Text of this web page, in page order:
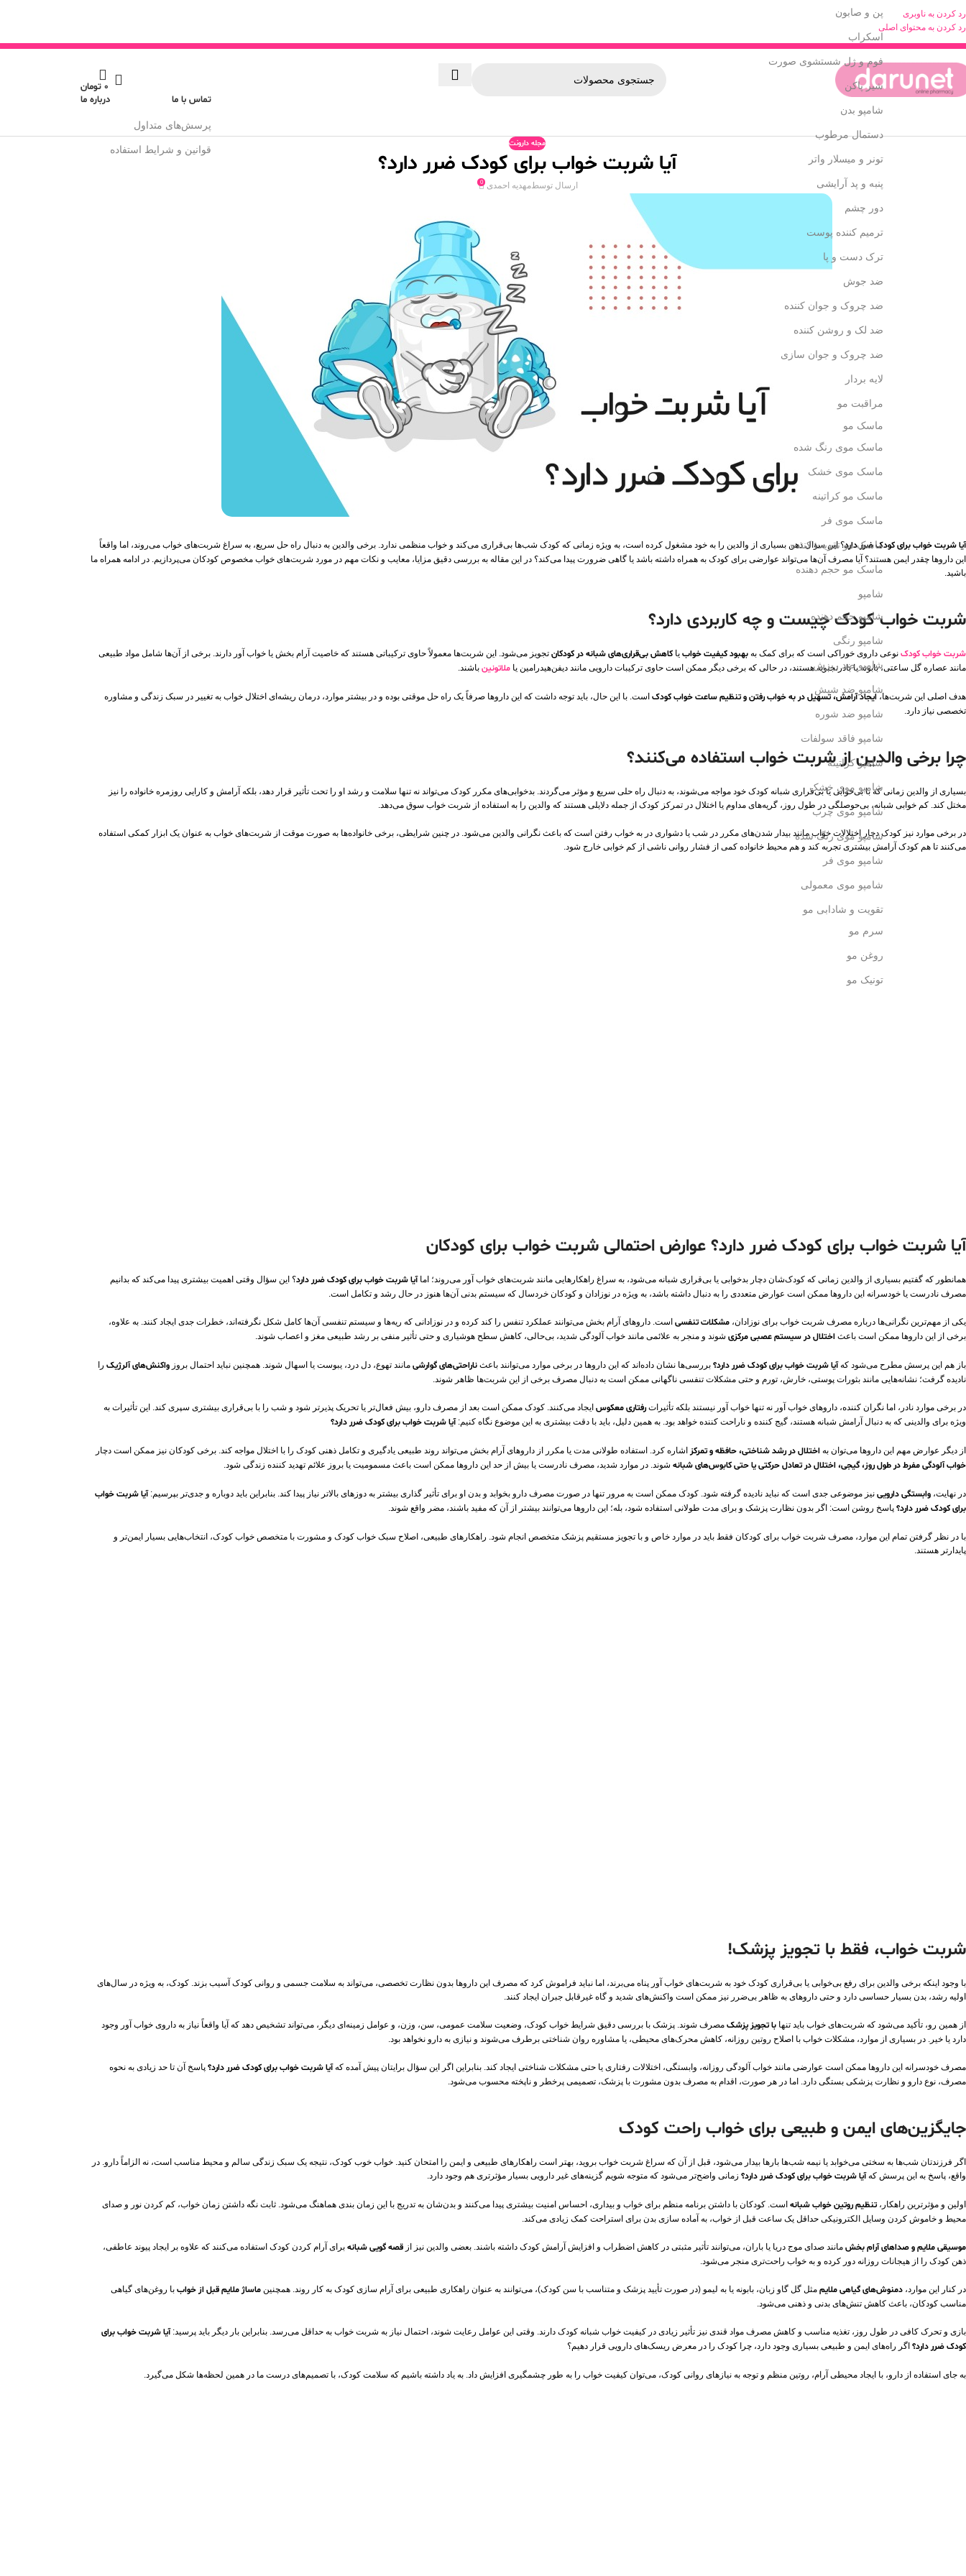
رد کردن به ناوبری
رد کردن به محتوای اصلی
0 تومان
پن و صابون
اسکراب
فوم و ژل شستشوی صورت
شیر پاکن
شامپو بدن
دستمال مرطوب
تونر و میسلار واتر
پنبه و پد آرایشی
دور چشم
ترمیم کننده پوست
ترک دست و پا
ضد جوش
ضد چروک و جوان کننده
ضد لک و روشن کننده
ضد چروک و جوان سازی
لایه بردار
مراقبت مو
ماسک مو
ماسک موی رنگ شده
ماسک موی خشک
ماسک مو کراتینه
ماسک موی فر
ماسک مو تقویت کننده
ماسک مو حجم دهنده
شامپو
شامپو حجم دهنده
شامپو رنگی
شامپو ضد ریزش
شامپو ضد شپش
شامپو ضد شوره
شامپو فاقد سولفات
شامپو کراتینه
شامپو موی خشک
شامپو موی چرب
شامپو موی رنگ شده
شامپو موی فر
شامپو موی معمولی
تقویت و شادابی مو
سرم مو
روغن مو
تونیک مو
تماس با ما
پرسش‌های متداول
قوانین و شرایط استفاده
درباره ما
مجله دارونت
آیا شربت خواب برای کودک ضرر دارد؟
ارسال توسطمهدیه احمدی 0
آیا شربت خواب برای کودک ضرر دارد؟ این سؤال ذهن بسیاری از والدین را به خود مشغول کرده است، به‌ ویژه زمانی که کودک شب‌ها بی‌قراری می‌کند و خواب منظمی ندارد. برخی والدین به دنبال راه‌ حل سریع، به سراغ شربت‌های خواب می‌روند، اما واقعاً
این داروها چقدر ایمن هستند؟ آیا مصرف آن‌ها می‌تواند عوارضی برای کودک به‌ همراه داشته باشد یا گاهی ضرورت پیدا می‌کند؟ در این مقاله به بررسی دقیق مزایا، معایب و نکات مهم در مورد شربت‌های خواب مخصوص کودکان می‌پردازیم. در ادامه همراه ما
باشید.
شربت خواب کودک چیست و چه کاربردی دارد؟
شربت خواب کودک نوعی داروی خوراکی است که برای کمک به بهبود کیفیت خواب یا کاهش بی‌قراری‌های شبانه در کودکان تجویز می‌شود. این شربت‌ها معمولاً حاوی ترکیباتی هستند که خاصیت آرام‌ بخش یا خواب‌ آور دارند. برخی از آن‌ها شامل مواد طبیعی
مانند عصاره گل ساعتی، بابونه یا بادرنجبویه هستند، در حالی که برخی دیگر ممکن است حاوی ترکیبات دارویی مانند دیفن‌هیدرامین یا ملاتونین باشند.
هدف اصلی این شربت‌ها، ایجاد آرامش، تسهیل در به خواب رفتن و تنظیم ساعت خواب کودک است. با این حال، باید توجه داشت که این داروها صرفاً یک راه‌ حل موقتی بوده و در بیشتر موارد، درمان ریشه‌ای اختلال خواب به تغییر در سبک زندگی و مشاوره
تخصصی نیاز دارد.
چرا برخی والدین از شربت خواب استفاده می‌کنند؟
بسیاری از والدین زمانی که با بی‌خوابی یا بی‌قراری شبانه کودک خود مواجه می‌شوند، به‌ دنبال راه‌ حلی سریع و مؤثر می‌گردند. بدخوابی‌های مکرر کودک می‌تواند نه‌ تنها سلامت و رشد او را تحت تأثیر قرار دهد، بلکه آرامش و کارایی روزمره خانواده را نیز
مختل کند. کم‌ خوابی شبانه، بی‌حوصلگی در طول روز، گریه‌های مداوم یا اختلال در تمرکز کودک از جمله دلایلی هستند که والدین را به استفاده از شربت خواب سوق می‌دهد.
در برخی موارد نیز کودک دچار اختلالات خواب مانند بیدار شدن‌های مکرر در شب یا دشواری در به‌ خواب‌ رفتن است که باعث نگرانی والدین می‌شود. در چنین شرایطی، برخی خانواده‌ها به‌ صورت موقت از شربت‌های خواب به‌ عنوان یک ابزار کمکی استفاده
می‌کنند تا هم کودک آرامش بیشتری تجربه کند و هم محیط خانواده کمی از فشار روانی ناشی از کم‌ خوابی خارج شود.
آیا شربت خواب برای کودک ضرر دارد؟ عوارض احتمالی شربت خواب برای کودکان
همانطور که گفتیم بسیاری از والدین زمانی که کودک‌شان دچار بدخوابی یا بی‌قراری شبانه می‌شود، به سراغ راهکارهایی مانند شربت‌های خواب‌ آور می‌روند؛ اماآیا شربت خواب برای کودک ضرر دارد؟ این سؤال وقتی اهمیت بیشتری پیدا می‌کند که بدانیم
مصرف نادرست یا خودسرانه این داروها ممکن است عوارض متعددی را به‌ دنبال داشته باشد، به‌ ویژه در نوزادان و کودکان خردسال که سیستم بدنی آن‌ها هنوز در حال رشد و تکامل است.
یکی از مهم‌ترین نگرانی‌ها درباره مصرف شربت خواب برای نوزادان، مشکلات تنفسی است. داروهای آرام‌ بخش می‌توانند عملکرد تنفس را کند کرده و در نوزادانی که ریه‌ها و سیستم تنفسی آن‌ها کامل شکل نگرفته‌اند، خطرات جدی ایجاد کنند. به‌ علاوه،
برخی از این داروها ممکن است باعث اختلال در سیستم عصبی مرکزی شوند و منجر به علائمی مانند خواب‌ آلودگی شدید، بی‌حالی، کاهش سطح هوشیاری و حتی تأثیر منفی بر رشد طبیعی مغز و اعصاب شوند.
باز هم این پرسش مطرح می‌شود کهآیا شربت خواب برای کودک ضرر دارد؟ بررسی‌ها نشان داده‌اند که این داروها در برخی موارد می‌توانند باعث ناراحتی‌های گوارشی مانند تهوع، دل‌ درد، یبوست یا اسهال شوند. همچنین نباید احتمال بروز واکنش‌های آلرژیک را
نادیده گرفت؛ نشانه‌هایی مانند بثورات پوستی، خارش، تورم و حتی مشکلات تنفسی ناگهانی ممکن است به دنبال مصرف برخی از این شربت‌ها ظاهر شوند.
در برخی موارد نادر، اما نگران‌ کننده، داروهای خواب‌ آور نه‌ تنها خواب‌ آور نیستند بلکه تأثیرات رفتاری معکوس ایجاد می‌کنند. کودک ممکن است بعد از مصرف دارو، بیش‌ فعال‌تر یا تحریک‌ پذیرتر شود و شب را با بی‌قراری بیشتری سپری کند. این تأثیرات به‌
ویژه برای والدینی که به دنبال آرامش شبانه هستند، گیج‌ کننده و ناراحت‌ کننده خواهد بود. به همین دلیل، باید با دقت بیشتری به این موضوع نگاه کنیم:آیا شربت خواب برای کودک ضرر دارد؟
از دیگر عوارض مهم این داروها می‌توان به اختلال در رشد شناختی، حافظه و تمرکز اشاره کرد. استفاده طولانی‌ مدت یا مکرر از داروهای آرام‌ بخش می‌تواند روند طبیعی یادگیری و تکامل ذهنی کودک را با اختلال مواجه کند. برخی کودکان نیز ممکن است دچار
خواب‌ آلودگی مفرط در طول روز، گیجی، اختلال در تعادل حرکتی یا حتی کابوس‌های شبانه شوند. در موارد شدید، مصرف نادرست یا بیش‌ از حد این داروها ممکن است باعث مسمومیت یا بروز علائم تهدید کننده زندگی شود.
در نهایت، وابستگی دارویی نیز موضوعی جدی است که نباید نادیده گرفته شود. کودک ممکن است به‌ مرور تنها در صورت مصرف دارو بخوابد و بدن او برای تأثیر گذاری بیشتر به دوزهای بالاتر نیاز پیدا کند. بنابراین باید دوباره و جدی‌تر بپرسیم:آیا شربت خواب
برای کودک ضرر دارد؟ پاسخ روشن است: اگر بدون نظارت پزشک و برای مدت طولانی استفاده شود، بله؛ این داروها می‌توانند بیشتر از آن‌ که مفید باشند، مضر واقع شوند.
با در نظر گرفتن تمام این موارد، مصرف شربت خواب برای کودکان فقط باید در موارد خاص و با تجویز مستقیم پزشک متخصص انجام شود. راهکارهای طبیعی، اصلاح سبک خواب کودک و مشورت با متخصص خواب کودک، انتخاب‌هایی بسیار ایمن‌تر و
پایدارتر هستند.
شربت خواب، فقط با تجویز پزشک!
با وجود اینکه برخی والدین برای رفع بی‌خوابی یا بی‌قراری کودک خود به شربت‌های خواب‌ آور پناه می‌برند، اما نباید فراموش کرد که مصرف این داروها بدون نظارت تخصصی، می‌تواند به سلامت جسمی و روانی کودک آسیب بزند. کودک، به‌ ویژه در سال‌های
اولیه رشد، بدن بسیار حساسی دارد و حتی داروهای به ظاهر بی‌ضرر نیز ممکن است واکنش‌های شدید و گاه غیرقابل جبران ایجاد کنند.
از همین‌ رو، تأکید می‌شود که شربت‌های خواب باید تنها با تجویز پزشک مصرف شوند. پزشک با بررسی دقیق شرایط خواب کودک، وضعیت سلامت عمومی، سن، وزن، و عوامل زمینه‌ای دیگر، می‌تواند تشخیص دهد که آیا واقعاً نیاز به داروی خواب‌ آور وجود
دارد یا خیر. در بسیاری از موارد، مشکلات خواب با اصلاح روتین روزانه، کاهش محرک‌های محیطی، یا مشاوره روان‌ شناختی برطرف می‌شوند و نیازی به دارو نخواهد بود.
مصرف خودسرانه این داروها ممکن است عوارضی مانند خواب‌ آلودگی روزانه، وابستگی، اختلالات رفتاری یا حتی مشکلات شناختی ایجاد کند. بنابراین اگر این سؤال برایتان پیش آمده کهآیا شربت خواب برای کودک ضرر دارد؟ پاسخ آن تا حد زیادی به نحوه
مصرف، نوع دارو و نظارت پزشکی بستگی دارد. اما در هر صورت، اقدام به مصرف بدون مشورت با پزشک، تصمیمی پرخطر و ناپخته محسوب می‌شود.
جایگزین‌های ایمن و طبیعی برای خواب راحت کودک
اگر فرزندتان شب‌ها به سختی می‌خوابد یا نیمه‌ شب‌ها بارها بیدار می‌شود، قبل از آن‌ که سراغ شربت خواب بروید، بهتر است راهکارهای طبیعی و ایمن را امتحان کنید. خواب خوب کودک، نتیجه یک سبک زندگی سالم و محیط مناسب است، نه الزاماً دارو. در
واقع، پاسخ به این پرسش کهآیا شربت خواب برای کودک ضرر دارد؟ زمانی واضح‌تر می‌شود که متوجه شویم گزینه‌های غیر دارویی بسیار مؤثرتری هم وجود دارد.
اولین و مؤثرترین راهکار، تنظیم روتین خواب شبانه است. کودکان با داشتن برنامه منظم برای خواب و بیداری، احساس امنیت بیشتری پیدا می‌کنند و بدن‌شان به‌ تدریج با این زمان‌ بندی هماهنگ می‌شود. ثابت نگه‌ داشتن زمان خواب، کم‌ کردن نور و صدای
محیط و خاموش‌ کردن وسایل الکترونیکی حداقل یک ساعت قبل از خواب، به آماده‌ سازی بدن برای استراحت کمک زیادی می‌کند.
موسیقی ملایم و صداهای آرام‌ بخش مانند صدای موج دریا یا باران، می‌توانند تأثیر مثبتی در کاهش اضطراب و افزایش آرامش کودک داشته باشند. بعضی والدین نیز از قصه‌ گویی شبانه برای آرام‌ کردن کودک استفاده می‌کنند که علاوه بر ایجاد پیوند عاطفی،
ذهن کودک را از هیجانات روزانه دور کرده و به خواب راحت‌تری منجر می‌شود.
در کنار این موارد، دمنوش‌های گیاهی ملایم مثل گل گاو زبان، بابونه یا به‌ لیمو (در صورت تأیید پزشک و متناسب با سن کودک)، می‌توانند به‌ عنوان راهکاری طبیعی برای آرام‌ سازی کودک به‌ کار روند. همچنین ماساژ ملایم قبل از خواب با روغن‌های گیاهی
مناسب کودکان، باعث کاهش تنش‌های بدنی و ذهنی می‌شود.
بازی و تحرک کافی در طول روز، تغذیه مناسب و کاهش مصرف مواد قندی نیز تأثیر زیادی در کیفیت خواب شبانه کودک دارند. وقتی این عوامل رعایت شوند، احتمال نیاز به شربت خواب به حداقل می‌رسد. بنابراین بار دیگر باید پرسید:آیا شربت خواب برای
کودک ضرر دارد؟ اگر راه‌های ایمن و طبیعی بسیاری وجود دارد، چرا کودک را در معرض ریسک‌های دارویی قرار دهیم؟
به جای استفاده از دارو، با ایجاد محیطی آرام، روتین منظم و توجه به نیازهای روانی کودک، می‌توان کیفیت خواب را به‌ طور چشمگیری افزایش داد. به یاد داشته باشیم که سلامت کودک، با تصمیم‌های درست ما در همین لحظه‌ها شکل می‌گیرد.